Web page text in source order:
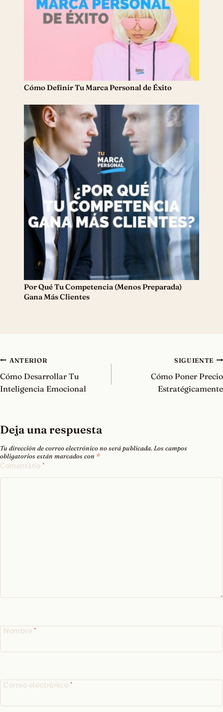
Cómo Definir Tu Marca Personal de Éxito
Por Qué Tu Competencia (Menos Preparada)
Gana Más Clientes
Navegación
de
entradas
ANTERIOR
Cómo Desarrollar Tu
Inteligencia Emocional
SIGUIENTE
Cómo Poner Precio
Estratégicamente
Deja una respuesta
Tu dirección de correo electrónico no será publicada. Los campos
obligatorios están marcados con *
Comentario *
Nombre *
Correo electrónico *